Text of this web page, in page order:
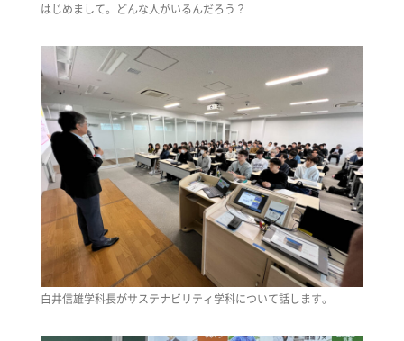
はじめまして。どんな人がいるんだろう？
白井信雄学科長がサステナビリティ学科について話します。